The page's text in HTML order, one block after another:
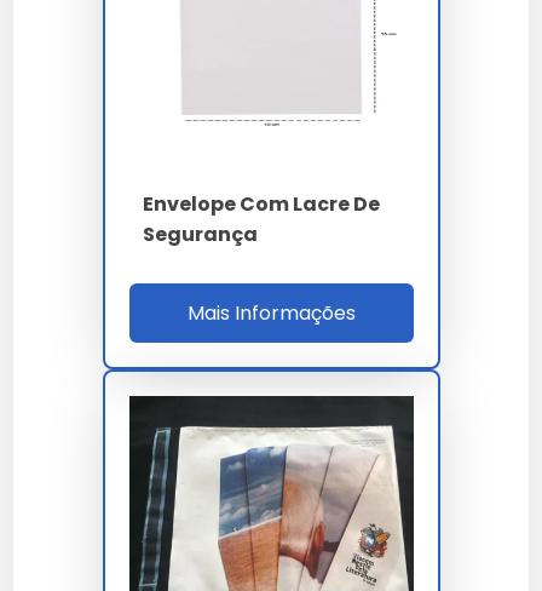
Verifique se o adesivo está completamente
O envelope está pronto para ser enviado.
O preço do Envelope de Segurança 300kg varia entre
adquirida e das condições de compra. Fatores como
personalização e quantidade podem influenciar o
Onde Comprar
O Envelope de Segurança 300kg pode ser adquirido
em lojas especializadas em embalagens e segurança.
Também está disponível em plataformas online
Envelope Coextrusado. Dicas de compra
incluem verificar a autenticidade do fornecedor e
comparar preços.
Envelope Com Lacre De
Segurança
Mais Informações